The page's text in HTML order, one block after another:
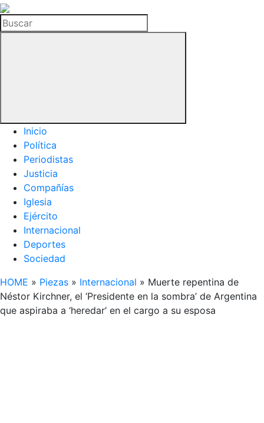
La
Hemeroteca
del
Buscar
Inicio
Política
Periodistas
Justicia
Compañías
Iglesia
Ejército
Internacional
Deportes
Sociedad
HOME » Piezas » Internacional » Muerte repentina de
Néstor Kirchner, el ‘Presidente en la sombra’ de Argentina
que aspiraba a ‘heredar’ en el cargo a su esposa